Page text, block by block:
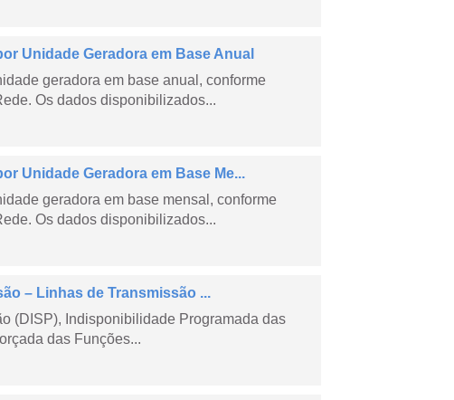
Unidade Geradora em Base Anual
geradora em base anual, conforme
Os dados disponibilizados...
Unidade Geradora em Base Me...
geradora em base mensal, conforme
Os dados disponibilizados...
– Linhas de Transmissão ...
(DISP), Indisponibilidade Programada das
das Funções...